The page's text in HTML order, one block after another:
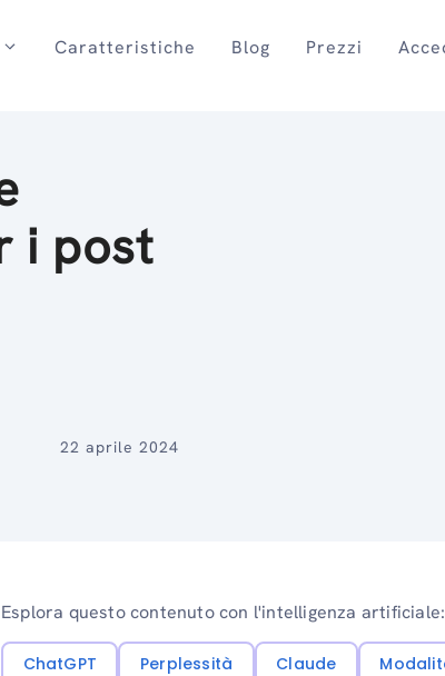
Caratteristiche Blog Prezzi
i post
22 aprile 2024
Esplora questo contenuto con l'intelligenza artificiale:
ChatGPT Perplessità Claude